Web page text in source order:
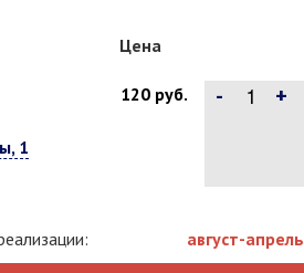
Цена
1
120 руб. - +
август-апрель